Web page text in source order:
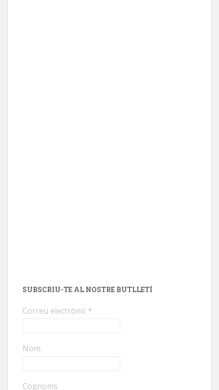
SUBSCRIU-TE AL NOSTRE BUTLLETÍ
Correu electrònic *
Nom
Cognoms